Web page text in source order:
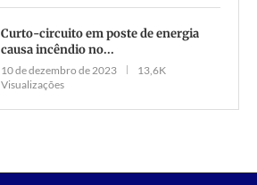
Curto-circuito em poste de energia
causa incêndio no...
10 de dezembro de 2023
13,6K
Visualizações